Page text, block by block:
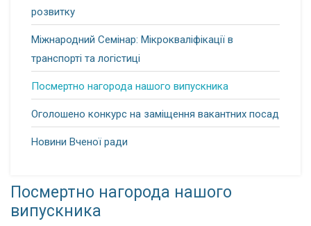
розвитку
Міжнародний Семінар: Мікрокваліфікації в
транспорті та логістиці
Посмертно нагорода нашого випускника
Оголошено конкурс на заміщення вакантних посад
Новини Вченої ради
Посмертно нагорода нашого
випускника